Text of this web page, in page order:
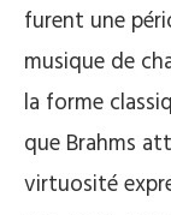
furent une
musique de
la forme
que Brahms
virtuosité